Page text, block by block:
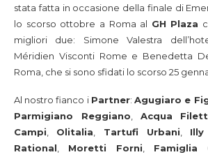
stata fatta in occasione della finale di
lo scorso ottobre a Roma al GH Plaza
migliori due: Simone Valestra
Méridien Visconti Rome e Benedetta
Roma, che si sono sfidati lo scorso 25
Al nostro fianco i Partner:Agugiaro e
Parmigiano Reggiano
Acqua
Campi
Olitalia Tartufi Urbani
Rational
Moretti Forni Famiglia